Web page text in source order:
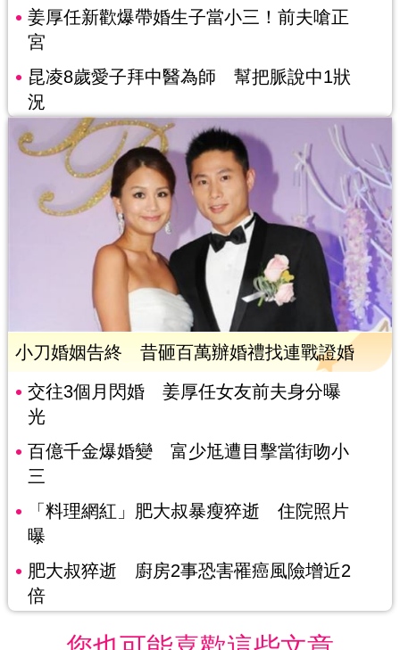
姜厚任新歡爆帶婚生子當小三！前夫嗆正
宮
昆凌8歲愛子拜中醫為師 幫把脈說中1狀
況
小刀婚姻告終 昔砸百萬辦婚禮找連戰證婚
交往3個月閃婚 姜厚任女友前夫身分曝
光
百億千金爆婚變 富少尪遭目擊當街吻小
三
「料理網紅」肥大叔暴瘦猝逝 住院照片
曝
肥大叔猝逝 廚房2事恐害罹癌風險增近2
倍